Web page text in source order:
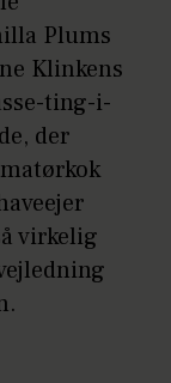
Plums
Klinkens
ting-i-
der
virkelig